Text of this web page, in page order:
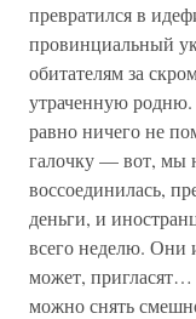
превратился в
провинциальный
обитателям за
утраченную родню.
равно ничего не
галочку — вот, мы
воссоединилась,
деньги, и
всего неделю. Они
может, пригласят…
можно снять